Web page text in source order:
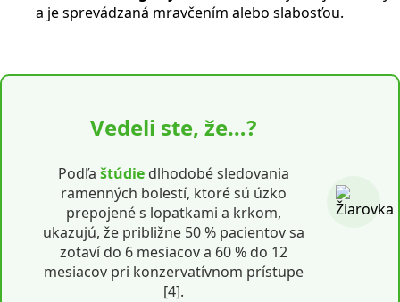
a je sprevádzaná mravčením alebo slabosťou.
Vedeli ste, že…?
Podľa štúdiedlhodobé sledovania
ramenných bolestí, ktoré sú úzko
prepojené s lopatkami a krkom,
ukazujú, že približne 50 % pacientov sa
zotaví do 6 mesiacov a 60 % do 12
mesiacov pri konzervatívnom prístupe
[4].